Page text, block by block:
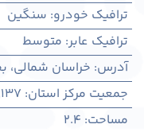
ترافیک خودرو: سنگین
ترافیک عابر: متوسط
آدرس: خراسان شمالی،
جمعیت مرکز استان:
مساحت:
2.4